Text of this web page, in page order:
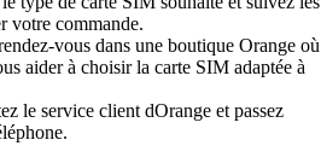
votre commande.
vous dans une boutique Orange où
aider à choisir la carte SIM adaptée à
le service client dOrange et passez